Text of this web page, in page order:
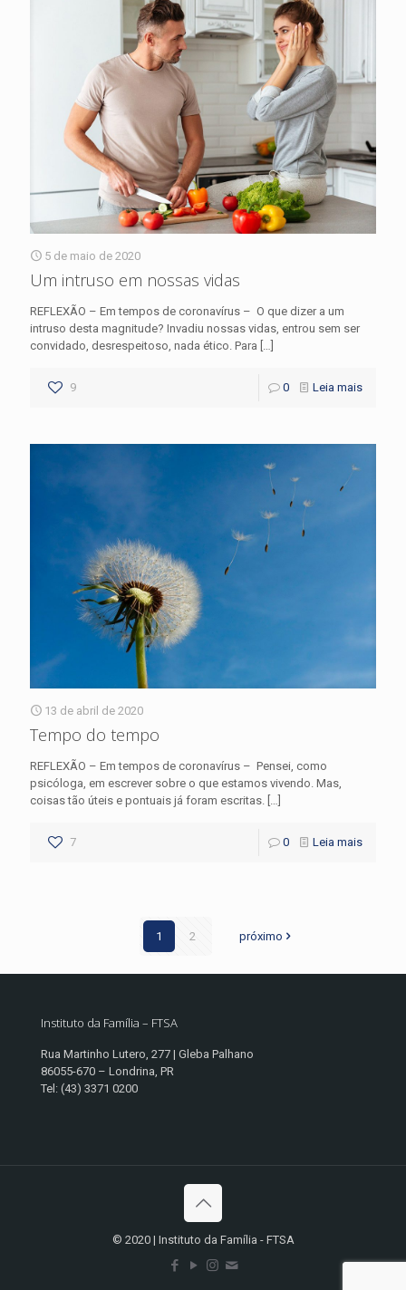
5 de maio de 2020
Um intruso em nossas vidas
REFLEXÃO – Em tempos de coronavírus – O que dizer a um
intruso desta magnitude? Invadiu nossas vidas, entrou sem ser
convidado, desrespeitoso, nada ético. Para […]
9 0 Leia mais
13 de abril de 2020
Tempo do tempo
REFLEXÃO – Em tempos de coronavírus – Pensei, como
psicóloga, em escrever sobre o que estamos vivendo. Mas,
coisas tão úteis e pontuais já foram escritas. […]
7 0 Leia mais
1 2 próximo
Instituto da Família – FTSA
Rua Martinho Lutero, 277 | Gleba Palhano
86055-670 – Londrina, PR
Tel: (43) 3371 0200
© 2020 | Instituto da Família - FTSA